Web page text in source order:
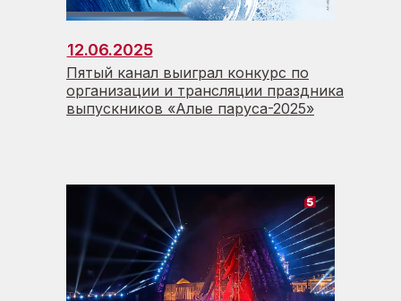
12.06.2025
Пятый канал выиграл конкурс по
организации и трансляции праздника
выпускников «Алые паруса-2025»